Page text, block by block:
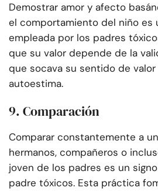
Demostrar amor y afecto
el comportamiento del niño es
empleada por los padres
que su valor depende de la
que socava su sentido de
autoestima.
9. Comparación
Comparar constantemente a
hermanos, compañeros o
joven de los padres es un
padre tóxicos. Esta práctica